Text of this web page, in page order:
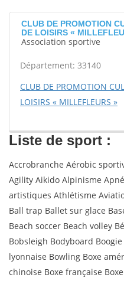
CLUB DE PROMOTION
DE LOISIRS «
Association sportive
Département: 33140
CLUB DE PROMOTION
LOISIRS « MILLEFLEURS »
Liste de sport :
Accrobranche Aérobic
Agility Aikido Alpinisme
artistiques Athlétisme
Ball trap Ballet sur glace
Beach soccer Beach volley
Bobsleigh Bodyboard
lyonnaise Bowling Boxe
chinoise Boxe française